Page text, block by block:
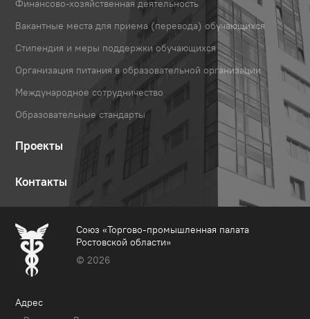
Финансово-хозяйственная деятельность
Вакантные места для приема (перевода) обучающихся
Стипендия и меры поддержки обучающихся
Организация питания в образовательной организации
Международное сотрудничество
Образовательные стандарты
Проекты
Контакты
Союз «Торгово-промышленная палата
Ростовской области»
© 2026
Адрес